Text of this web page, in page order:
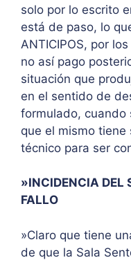
solo por lo escrito
está de paso, lo
ANTICIPOS, por
no así pago
situación que
en el sentido de
formulado, cuando
que el mismo
técnico para ser
»INCIDENCIA DEL
FALLO
»Claro que tiene
de que la Sala